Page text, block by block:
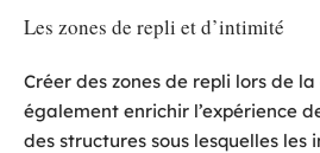
Les zones de repli et d’intimité
Créer des zones de repli lors de
également enrichir l’expérience
des structures sous lesquelles les